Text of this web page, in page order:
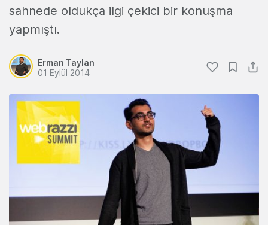
sahnede oldukça ilgi çekici bir konuşma
yapmıştı.
Erman Taylan
01 Eylül 2014